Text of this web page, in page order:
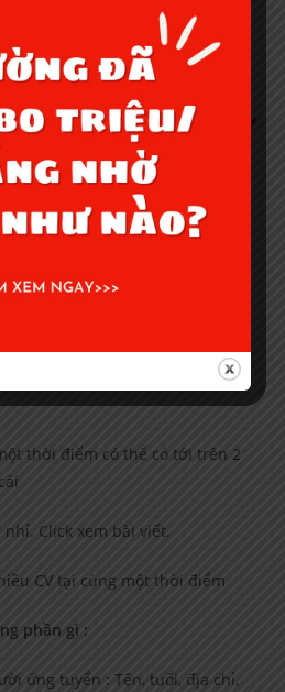
cơ bản về CV:
đặc điểm của CV,
Vitae) hoặc ngắn gọn
bạn có thể thay thế tiêu đề CV
thời điểm có thể có tới trên 2
nhỉ. Click xem bài viết.
CV tại cùng một thời điểm
phần gì :
ứng tuyển : Tên, tuổi, địa chỉ,